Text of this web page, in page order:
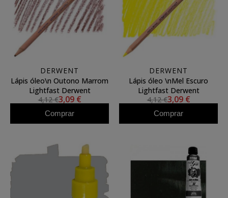
DERWENT
Lápis óleo\n Outono Marrom
Lightfast Derwent
4,12 €3,09 €
Comprar
DERWENT
Lápis óleo \nMel Escuro
Lightfast Derwent
4,12 €3,09 €
Comprar